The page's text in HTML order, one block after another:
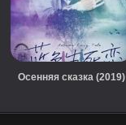
Осенняя сказка (2019)